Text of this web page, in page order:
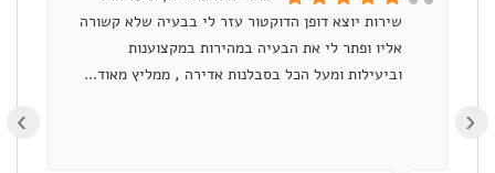
שירות יוצא דופן הדוקטור עזר לי בבעיה שלא קשורה
אליו ופתר לי את הבעיה במהירות במקצוענות
וביעילות ומעל הכל בסבלנות אדירה , ממליץ מאוד...